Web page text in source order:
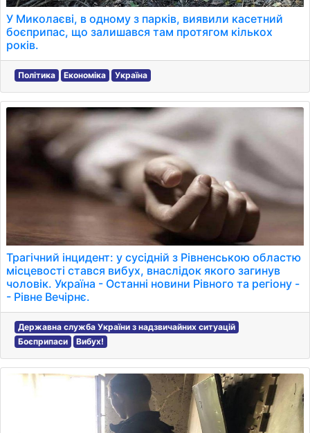
У Миколаєві, в одному з парків, виявили касетний
боєприпас, що залишався там протягом кількох
років.
Політика Економіка Україна
Трагічний інцидент: у сусідній з Рівненською областю
місцевості стався вибух, внаслідок якого загинув
чоловік. Україна - Останні новини Рівного та регіону -
- Рівне Вечірнє.
Державна служба України з надзвичайних ситуацій
Боєприпаси
Вибух!